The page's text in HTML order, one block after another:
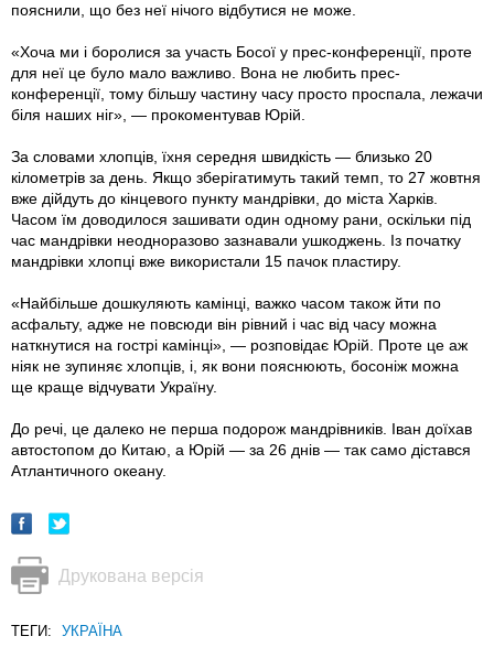
пояснили, що без неї нічого відбутися не може.
«Хоча ми і боролися за участь Босої у прес-конференції, проте
для неї це було мало важливо. Вона не любить прес-
конференції, тому більшу частину часу просто проспала, лежачи
біля наших ніг», — прокоментував Юрій.
За словами хлопців, їхня середня швидкість — близько 20
кілометрів за день. Якщо зберігатимуть такий темп, то 27 жовтня
вже дійдуть до кінцевого пункту мандрівки, до міста Харків.
Часом їм доводилося зашивати один одному рани, оскільки під
час мандрівки неодноразово зазнавали ушкоджень. Із початку
мандрівки хлопці вже використали 15 пачок пластиру.
«Найбільше дошкуляють камінці, важко часом також йти по
асфальту, адже не повсюди він рівний і час від часу можна
наткнутися на гострі камінці», — розповідає Юрій. Проте це аж
ніяк не зупиняє хлопців, і, як вони пояснюють, босоніж можна
ще краще відчувати Україну.
До речі, це далеко не перша подорож мандрівників. Іван доїхав
автостопом до Китаю, а Юрій — за 26 днів — так само дістався
Атлантичного океану.
Друкована версія
ТЕГИ: УКРАЇНА